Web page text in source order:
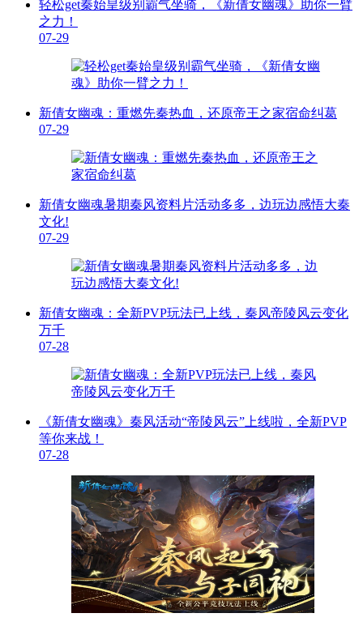
轻松get秦始皇级别霸气坐骑，《新倩女幽魂》助你一臂
之力！
07-29
新倩女幽魂：重燃先秦热血，还原帝王之家宿命纠葛
07-29
新倩女幽魂暑期秦风资料片活动多多，边玩边感悟大秦
文化!
07-29
新倩女幽魂：全新PVP玩法已上线，秦风帝陵风云变化
万千
07-28
《新倩女幽魂》秦风活动“帝陵风云”上线啦，全新PVP
等你来战！
07-28